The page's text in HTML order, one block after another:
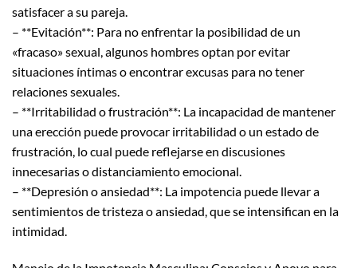
satisfacer a su pareja.
– **Evitación**: Para no enfrentar la posibilidad de un
«fracaso» sexual, algunos hombres optan por evitar
situaciones íntimas o encontrar excusas para no tener
relaciones sexuales.
– **Irritabilidad o frustración**: La incapacidad de mantener
una erección puede provocar irritabilidad o un estado de
frustración, lo cual puede reflejarse en discusiones
innecesarias o distanciamiento emocional.
– **Depresión o ansiedad**: La impotencia puede llevar a
sentimientos de tristeza o ansiedad, que se intensifican en la
intimidad.